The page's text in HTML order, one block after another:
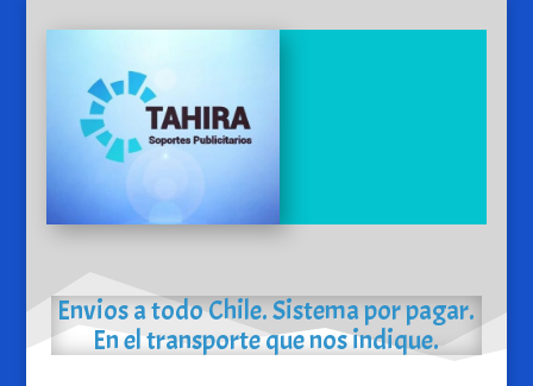
Envios a todo Chile. Sistema por pagar.
En el transporte que nos indique.